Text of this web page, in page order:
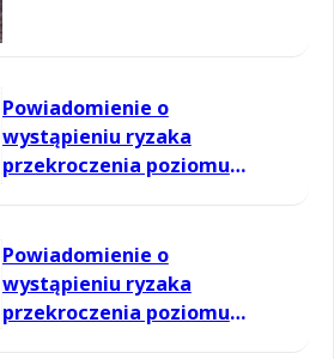
Powiadomienie o
wystąpieniu ryzaka
przekroczenia poziomu
Powiadomienie o
wystąpieniu ryzaka
przekroczenia poziomu